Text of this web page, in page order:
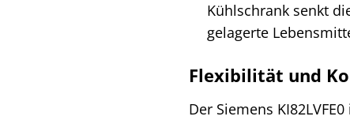
Kühlschrank senkt
gelagerte
Flexibilität und
Der Siemens